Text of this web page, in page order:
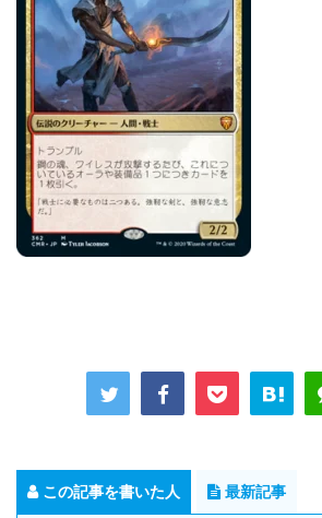
この記事を書いた人 最新記事